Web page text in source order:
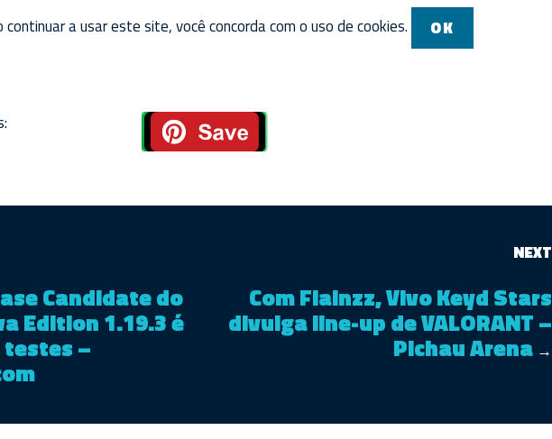
a usar este site, você concorda com o uso de cookies. OK
Candidate do
Edition 1.19.3 é
–
NEXT
Com Flainzz, Vivo Keyd Stars
divulga line-up de VALORANT –
Pichau Arena →